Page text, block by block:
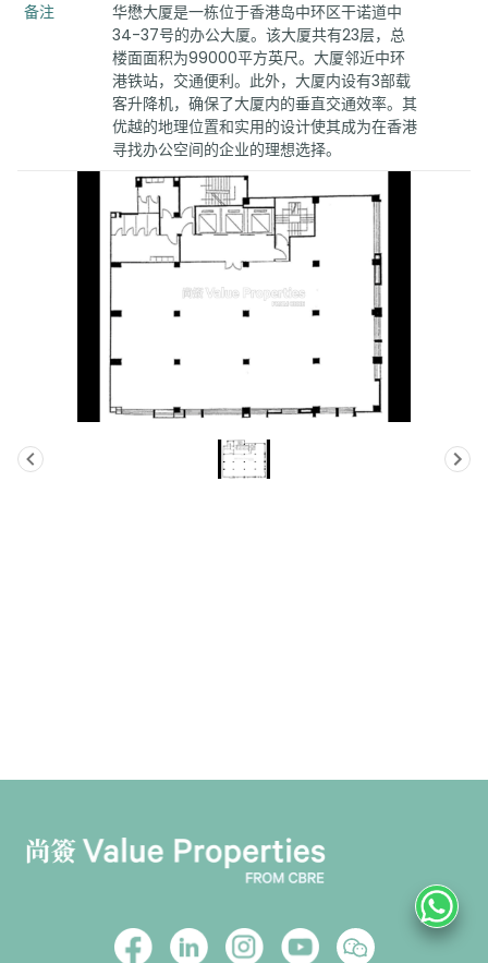
备注
华懋大厦是一栋位于香港岛中环区干诺道中
34-37号的办公大厦。该大厦共有23层，总
楼面面积为99000平方英尺。大厦邻近中环
港铁站，交通便利。此外，大厦内设有3部载
客升降机，确保了大厦内的垂直交通效率。其
优越的地理位置和实用的设计使其成为在香港
寻找办公空间的企业的理想选择。